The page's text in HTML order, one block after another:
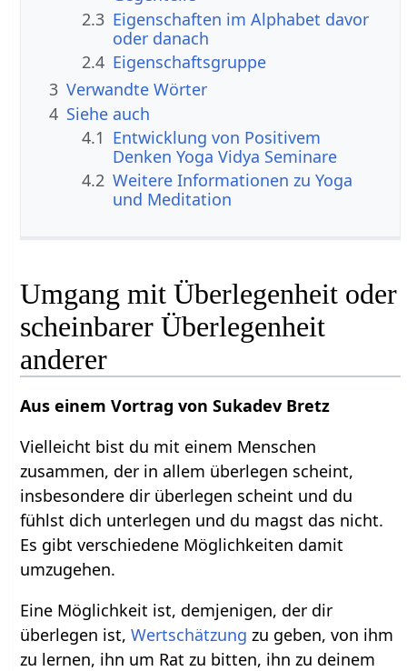
2.3 Eigenschaften im Alphabet davor
oder danach
2.4 Eigenschaftsgruppe
3 Verwandte Wörter
4 Siehe auch
4.1 Entwicklung von Positivem
Denken Yoga Vidya Seminare
4.2 Weitere Informationen zu Yoga
und Meditation
Umgang mit Überlegenheit oder
scheinbarer Überlegenheit
anderer
Aus einem Vortrag von Sukadev Bretz
Vielleicht bist du mit einem Menschen
zusammen, der in allem überlegen scheint,
insbesondere dir überlegen scheint und du
fühlst dich unterlegen und du magst das nicht.
Es gibt verschiedene Möglichkeiten damit
umzugehen.
Eine Möglichkeit ist, demjenigen, der dir
überlegen ist,Wertschätzung zu geben, von ihm
zu lernen, ihn um Rat zu bitten, ihn zu deinem